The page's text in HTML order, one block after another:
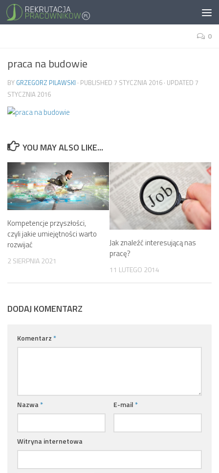
0
praca na budowie
BY GRZEGORZ PILAWSKI · PUBLISHED 7 STYCZNIA 2016 · UPDATED 7
STYCZNIA 2016
YOU MAY ALSO LIKE...
Kompetencje przyszłości,
czyli jakie umiejętności warto
rozwijać
2 SIERPNIA 2021
Jak znaleźć interesującą nas
pracę?
11 LUTEGO 2014
DODAJ KOMENTARZ
Komentarz *
Nazwa * E-mail *
Witryna internetowa